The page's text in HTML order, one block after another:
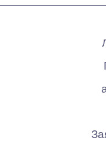
адреса